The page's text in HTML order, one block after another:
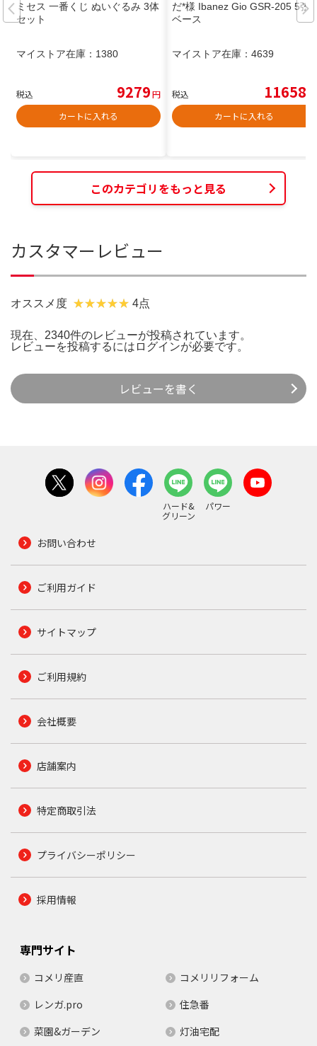
ミセス 一番くじ ぬいぐるみ 3体
セット
マイストア在庫： 1380
税込 9279円
カートに入れる
だ*様 Ibanez Gio GSR-205 5弦
ベース
マイストア在庫： 4639
税込 11658
カートに入れる
このカテゴリをもっと見る
カスタマーレビュー
オススメ度 4点
現在、2340件のレビューが投稿されています。
レビューを投稿するには ログインが必要です。
レビューを書く
ハード&
グリーン
パワー
お問い合わせ
ご利用ガイド
サイトマップ
ご利用規約
会社概要
店舗案内
特定商取引法
プライバシーポリシー
採用情報
専門サイト
コメリ産直
コメリリフォーム
レンガ.pro
住急番
菜園&ガーデン
灯油宅配